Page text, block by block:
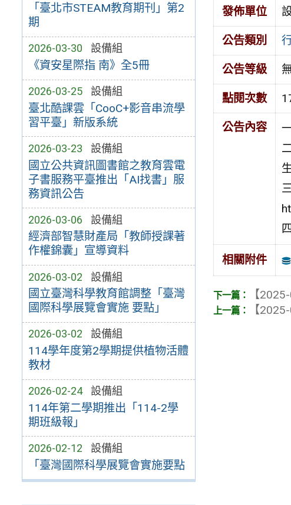
「臺北市STEAM教育期刊」第2
期
2026-03-30 設備組
《資安星際指 南》全5冊
2026-03-25 設備組
臺北酷課雲「CooC+影音串流學
習平臺」新版系統
2026-03-23 設備組
國立公共資訊圖書館之教育雲電
子書服務平臺推出「AI找書」服
務資訊公告
2026-03-06 設備組
經濟部智慧財產局「教師授課著
作權錦囊」宣導資料
2026-03-02 設備組
國立臺灣科學教育館調整「臺灣
國際科學展覽會實施 要點」
2026-03-02 設備組
114學年度第2學期提供植物活體
教材
2026-02-24 設備組
114年第二學期推出「114-2學
期班級報」
2026-02-12 設備組
「臺灣國際科學展覽會實施要點
發佈單位
公告類別
公告等級
點閱次數
公告內容
相關附件
【
【